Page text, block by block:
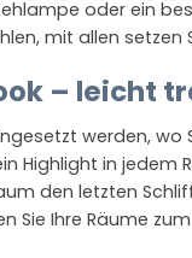
oder ein
mit allen setzen
– leicht
werden,
Highlight in jedem
den letzten
Sie Ihre Räume